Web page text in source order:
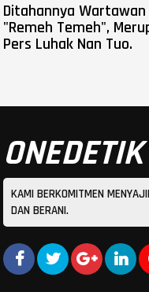
Ditahannya
"Remeh Temeh",
Pers Luhak Nan Tuo.
ONEDETIK
KAMI BERKOMITMEN
DAN BERANI.